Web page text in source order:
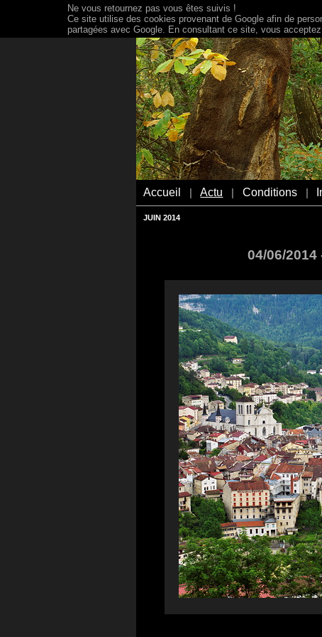
Accueil Actu Conditions
JUIN 2014
04/06/
Ne vous retournez pas vous êtes suivis !
Ce site utilise des cookies provenant de Google afin de
partagées avec Google. En consultant ce site, vous